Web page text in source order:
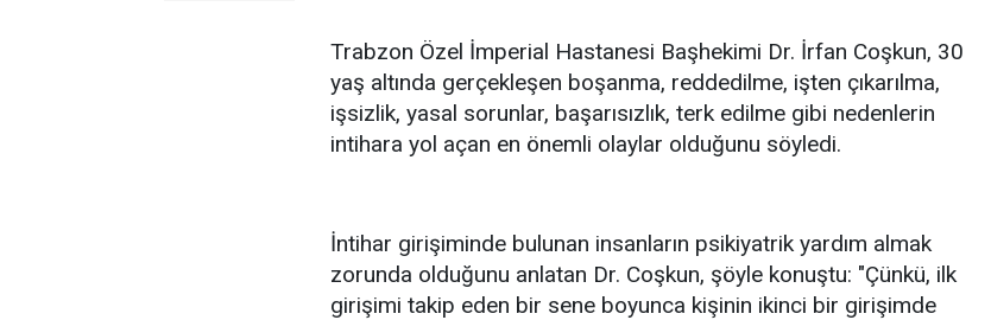
Trabzon Özel İmperial Hastanesi Başhekimi Dr. İrfan Coşkun, 30
yaş altında gerçekleşen boşanma, reddedilme, işten çıkarılma,
işsizlik, yasal sorunlar, başarısızlık, terk edilme gibi nedenlerin
intihara yol açan en önemli olaylar olduğunu söyledi.
İntihar girişiminde bulunan insanların psikiyatrik yardım almak
zorunda olduğunu anlatan Dr. Coşkun, şöyle konuştu: "Çünkü, ilk
girişimi takip eden bir sene boyunca kişinin ikinci bir girişimde